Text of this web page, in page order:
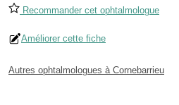
Recommander cet ophtalmologue
Améliorer cette fiche
Autres ophtalmologues à Cornebarrieu